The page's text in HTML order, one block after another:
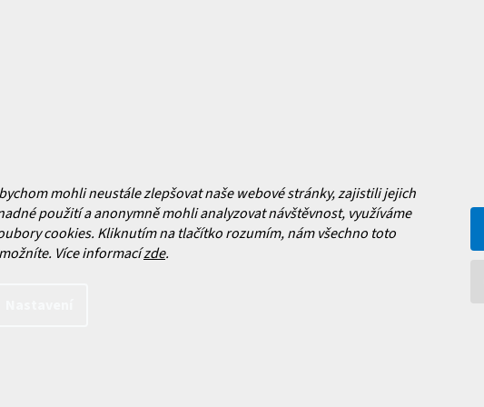
mohli neustále zlepšovat naše webové stránky, zajistili jejich
použití a anonymně mohli analyzovat návštěvnost, využíváme
cookies. Kliknutím na tlačítko rozumím, nám všechno toto
Více informacízde.
o nových produktech na našem e-
souhlasíte s